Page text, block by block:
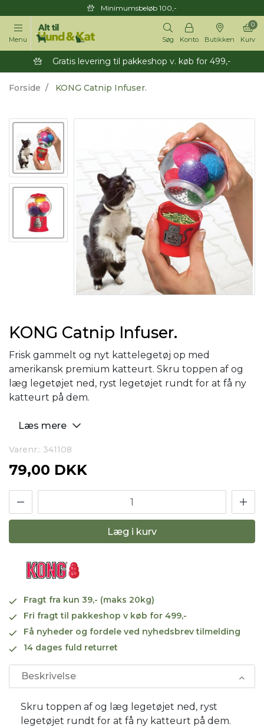
Minimumsbeløb 100,-
Menu Søg Konto Butikken Kurv
0
Gratis levering til pakkeshop v. køb for 499,-
Forside KONG Catnip Infuser.
KONG Catnip Infuser.
Frisk gammelt og nyt kattelegetøj op med
amerikansk premium katteurt. Skru toppen af ​​og
læg legetøjet ned, ryst legetøjet rundt for at få ny
katteurt på dem.
Læs mere
Varenr.: 341108
79,00 DKK
Læg i kurv
Fragt fra kun 39,- (maks 20kg)
Fri fragt til pakkeshop v køb for 499,-
Få nyheder og fordele ved nyhedsbrev tilmelding
14 dages fuld returret
Beskrivelse
Skru toppen af ​​og læg legetøjet ned, ryst
legetøjet rundt for at få ny katteurt på dem.